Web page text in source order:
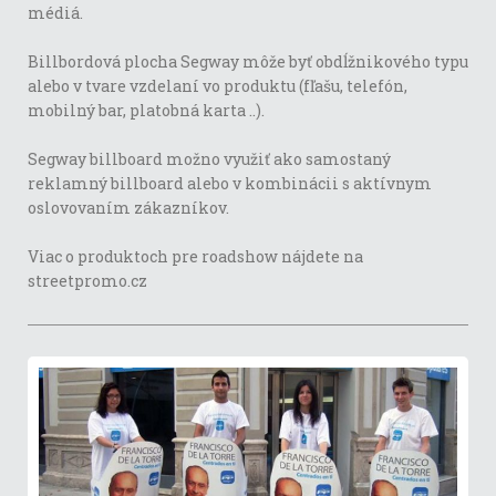
médiá.
Billbordová plocha Segway môže byť obdĺžnikového typu
alebo v tvare vzdelaní vo produktu (fľašu, telefón,
mobilný bar, platobná karta ..).
Segway billboard možno využiť ako samostaný
reklamný billboard alebo v kombinácii s aktívnym
oslovovaním zákazníkov.
Viac o produktoch pre roadshow nájdete na
streetpromo.cz